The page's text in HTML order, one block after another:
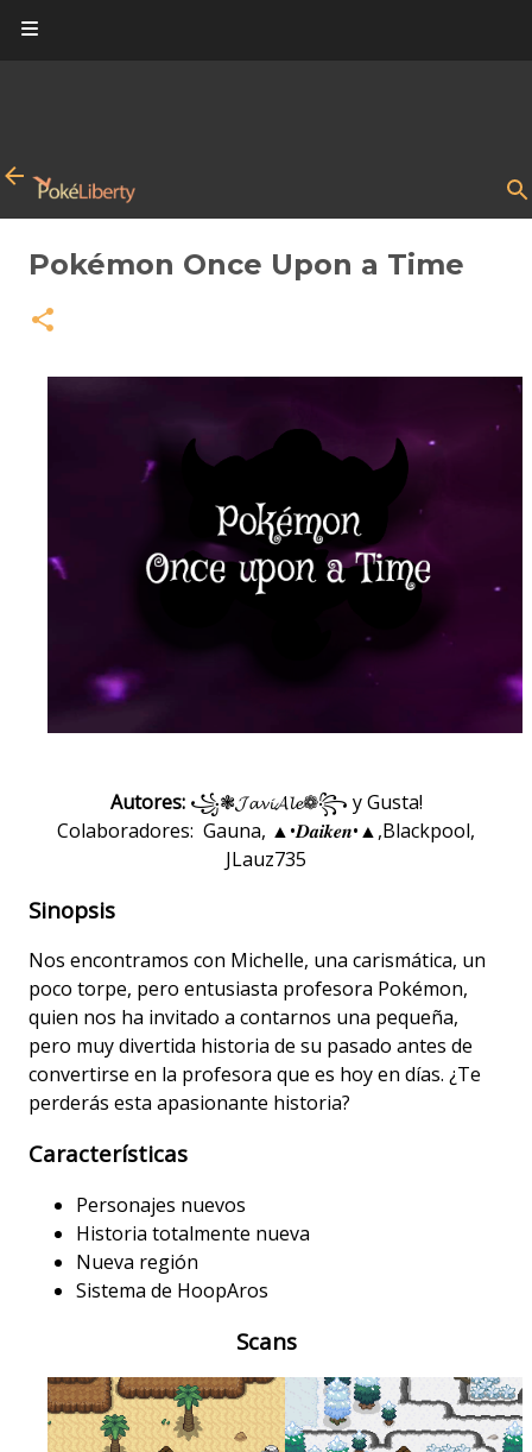
Pokémon Once Upon a Time
Autores: ꧁❃𝓙𝓪𝓿𝓲𝓐𝓵𝓮❁꧂ y Gusta!
Colaboradores: Gauna, ▲•𝑫𝒂𝒊𝒌𝒆𝒏•▲,Blackpool,
JLauz735
Sinopsis
Nos encontramos con Michelle, una carismática, un
poco torpe, pero entusiasta profesora Pokémon,
quien nos ha invitado a contarnos una pequeña,
pero muy divertida historia de su pasado antes de
convertirse en la profesora que es hoy en días. ¿Te
perderás esta apasionante historia?
Características
Personajes nuevos
Historia totalmente nueva
Nueva región
Sistema de HoopAros
Scans